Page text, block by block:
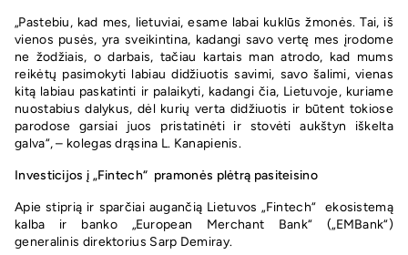
„Pastebiu, kad mes, lietuviai, esame labai kuklūs žmonės. Tai, iš
vienos pusės, yra sveikintina, kadangi savo vertę mes įrodome
ne žodžiais, o darbais, tačiau kartais man atrodo, kad mums
reikėtų pasimokyti labiau didžiuotis savimi, savo šalimi, vienas
kitą labiau paskatinti ir palaikyti, kadangi čia, Lietuvoje, kuriame
nuostabius dalykus, dėl kurių verta didžiuotis ir būtent tokiose
parodose garsiai juos pristatinėti ir stovėti aukštyn iškelta
galva“, – kolegas drąsina L. Kanapienis.
Investicijos į „Fintech“ pramonės plėtrą pasiteisino
Apie stiprią ir sparčiai augančią Lietuvos „Fintech“ ekosistemą
kalba ir banko „European Merchant Bank“ („EMBank“)
generalinis direktorius Sarp Demiray.